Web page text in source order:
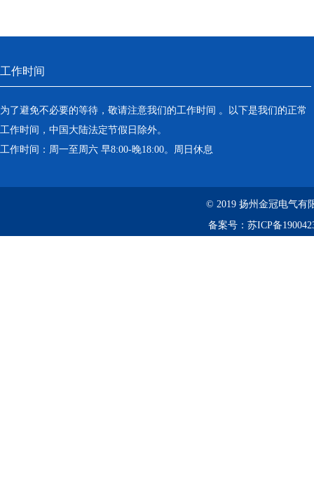
工作时间
为了避免不必要的等待，敬请注意我们的工作时间 。以下是我们的正常
工作时间，中国大陆法定节假日除外。
工作时间：周一至周六 早8:00-晚18:00。周日休息
© 2019 扬州金冠电气有
备案号： 苏ICP备